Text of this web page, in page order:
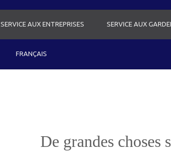
SERVICE AUX ENTREPRISES SERVICE AUX
FRANÇAIS
De grandes choses